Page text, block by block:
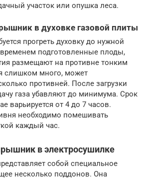
участок или опушка леса.
в духовке газовой плиты
прогреть духовку до нужной
подготовленные плоды,
размещают на противне тонким
слишком много, может
противней. После загрузки
газа убавляют до минимума. Срок
варьируется от 4 до 7 часов.
необходимо помешивать
каждый час.
в электросушилке
собой специальное
несколько поддонов. Она